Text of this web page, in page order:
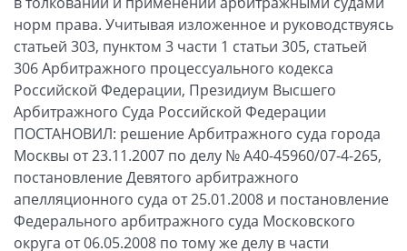
норм права. Учитывая изложенное и руководствуясь
статьей 303, пунктом 3 части 1 статьи 305, статьей
306 Арбитражного процессуального кодекса
Российской Федерации, Президиум Высшего
Арбитражного Суда Российской Федерации
ПОСТАНОВИЛ: решение Арбитражного суда города
Москвы от 23.11.2007 по делу № А40-45960/07-4-265,
постановление Девятого арбитражного
апелляционного суда от 25.01.2008 и постановление
Федерального арбитражного суда Московского
округа от 06.05.2008 по тому же делу в части